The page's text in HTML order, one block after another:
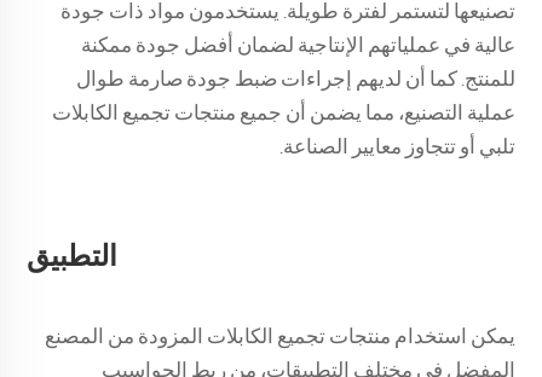
تصنيعها لتستمر لفترة طويلة. يستخدمون مواد ذات جودة
عالية في عملياتهم الإنتاجية لضمان أفضل جودة ممكنة
للمنتج. كما أن لديهم إجراءات ضبط جودة صارمة طوال
عملية التصنيع، مما يضمن أن جميع منتجات تجميع الكابلات
تلبي أو تتجاوز معايير الصناعة.
التطبيق
يمكن استخدام منتجات تجميع الكابلات المزودة من المصنع
المفضل في مختلف التطبيقات، من ربط الحواسيب